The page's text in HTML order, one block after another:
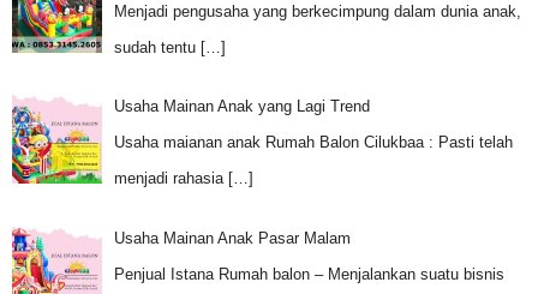
Menjadi pengusaha yang berkecimpung dalam dunia anak,
sudah tentu […]
Usaha Mainan Anak yang Lagi Trend
Usaha maianan anak Rumah Balon Cilukbaa : Pasti telah
menjadi rahasia […]
Usaha Mainan Anak Pasar Malam
Penjual Istana Rumah balon – Menjalankan suatu bisnis